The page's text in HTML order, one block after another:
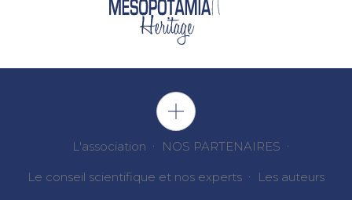
L'association NOS PARTENAIRES
Le conseil scientifique et nos experts Les auteurs